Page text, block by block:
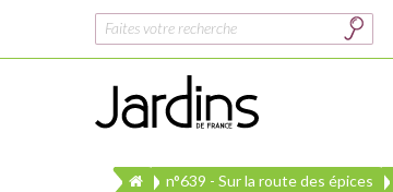
Rechercher :
n°639 - Sur la route des épices